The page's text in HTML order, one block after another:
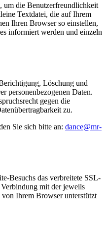
um die Benutzerfreundlichkeit
Textdatei, die auf Ihrem
Ihren Browser so einstellen,
informiert werden und einzeln
Löschung und
personenbezogenen Daten.
gegen die
zu.
Sie sich bitte an: dance@mr-
Besuchs das verbreitete SSL-
mit der jeweils
von Ihrem Browser unterstützt